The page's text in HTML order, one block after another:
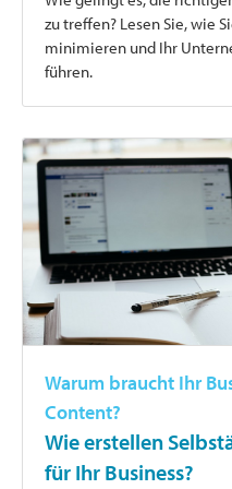
zu treffen? Lesen Sie, wie
minimieren und Ihr
führen.
Warum braucht Ihr
Content?
Wie erstellen
für Ihr Business?